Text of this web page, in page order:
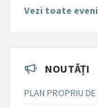
Vezi toate
NOUTĂȚI
PLAN PROPRIU